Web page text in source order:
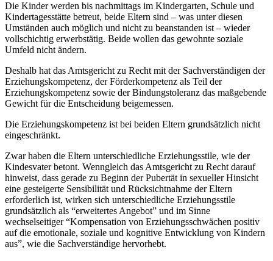
Die Kinder werden bis nachmittags im Kindergarten, Schule und
Kindertagesstätte betreut, beide Eltern sind – was unter diesen
Umständen auch möglich und nicht zu beanstanden ist – wieder
vollschichtig erwerbstätig. Beide wollen das gewohnte soziale
Umfeld nicht ändern.
Deshalb hat das Amtsgericht zu Recht mit der Sachverständigen der
Erziehungskompetenz, der Förderkompetenz als Teil der
Erziehungskompetenz sowie der Bindungstoleranz das maßgebende
Gewicht für die Entscheidung beigemessen.
Die Erziehungskompetenz ist bei beiden Eltern grundsätzlich nicht
eingeschränkt.
Zwar haben die Eltern unterschiedliche Erziehungsstile, wie der
Kindesvater betont. Wenngleich das Amtsgericht zu Recht darauf
hinweist, dass gerade zu Beginn der Pubertät in sexueller Hinsicht
eine gesteigerte Sensibilität und Rücksichtnahme der Eltern
erforderlich ist, wirken sich unterschiedliche Erziehungsstile
grundsätzlich als “erweitertes Angebot” und im Sinne
wechselseitiger “Kompensation von Erziehungsschwächen positiv
auf die emotionale, soziale und kognitive Entwicklung von Kindern
aus”, wie die Sachverständige hervorhebt.